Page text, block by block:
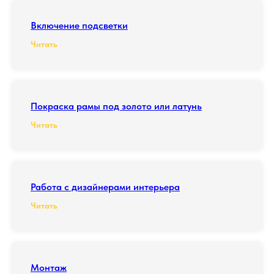
Включение подсветки
Читать
Покраска рамы под золото или латунь
Читать
Работа с дизайнерами интерьера
Читать
Монтаж